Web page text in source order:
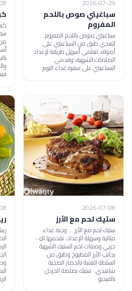
2026-07-29
سباغيتي صوص باللحم
المفروم
سباغيتي صوص باللحم المفروم ..
لتعدي طبق من السباغيتي على
أصوله، تعلمي أسهل طريقة لإعداد
الصلصات الشهية، وقدمي
السباغيتي على سفرة غداء اليوم
2026-07-08
ستيك لحم مع الأرز
ستيك لحم مع الأرز ... وجبة غداء
مثالية وسهلة الإعداد، نقدمها لكِ ،
جربي وصفات لحم الستيك الشهية
بجانب الأرز المطبوخ وطبق من
السلطة الغنية بالخضار الصحية
شاهدي: ستيك بصلصة الخردل
بالفيديو